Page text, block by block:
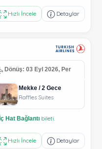
Hızlı İncele Detaylar
Dönüş: 03 Eyl 2026, Per
Mekke / 2 Gece
Raffles Suites
İç Hat Bağlantıbileti.
Hızlı İncele Detaylar